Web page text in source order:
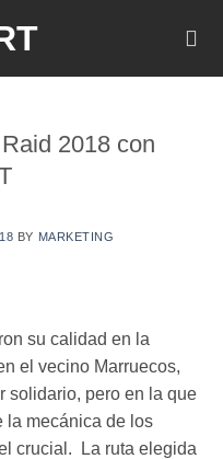
2018 con
BY MARKETING
su calidad en la
el vecino Marruecos,
solidario, pero en la que
la mecánica de los
crucial. La ruta elegida